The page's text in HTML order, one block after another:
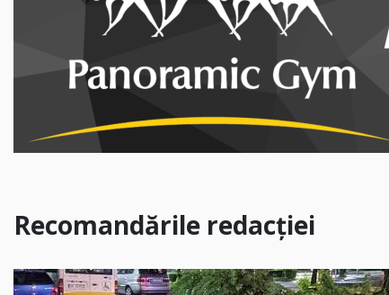
Recomandările redacției